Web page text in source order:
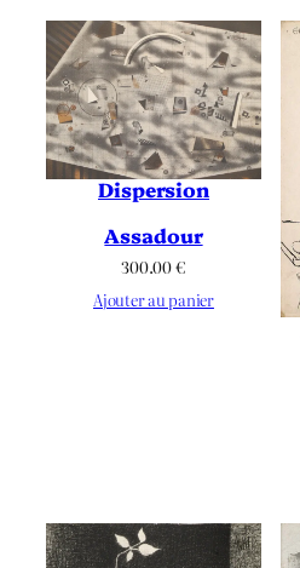
Dispersion
Assadour
300.00€
Ajouter au panier